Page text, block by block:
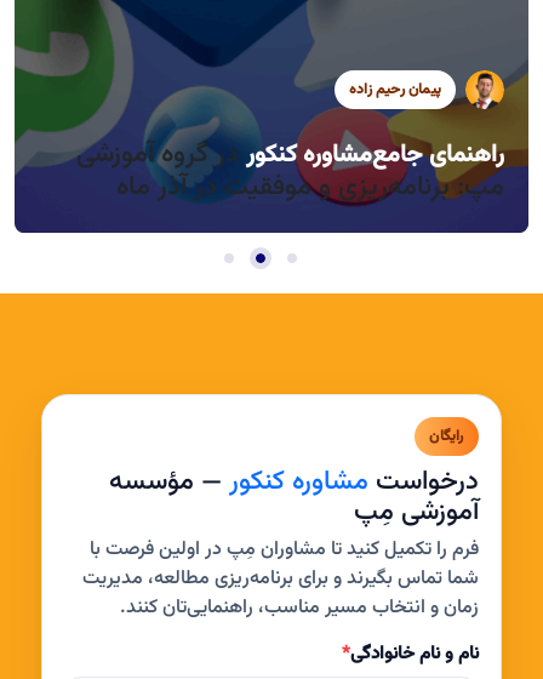
سید محمد موسوی
مدیریت خواب و بی‌حوصلگی در این فصل
پیمان رحیم زاده
راهنمای جامعمشاوره کنکوردر گروه آموزشی
مپ: برنامه‌ریزی و موفقیت در آذر ماه
سید محمد موسوی
راندمان بالا در روزهای کوتاه آذر، چطور؟
رایگان
درخواست مشاوره کنکور— مؤسسه
آموزشی مِپ
فرم را تکمیل کنید تا مشاوران مِپ در اولین فرصت با
شما تماس بگیرند و برای برنامه‌ریزی مطالعه، مدیریت
زمان و انتخاب مسیر مناسب، راهنمایی‌تان کنند.
نام و نام خانوادگی*